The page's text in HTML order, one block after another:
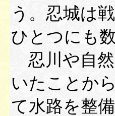
う。忍城は
ひとつにも
忍川や自然
いたことか
て水路を整